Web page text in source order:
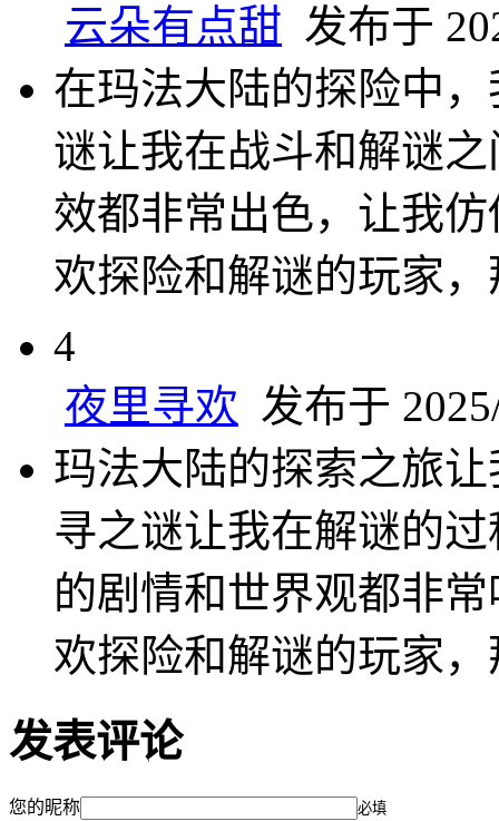
云朵有点甜 发布于
在玛法大陆的探险中
谜让我在战斗和解谜
效都非常出色，让我
欢探险和解谜的玩家
4
夜里寻欢 发布于
玛法大陆的探索之旅
寻之谜让我在解谜的
的剧情和世界观都非
欢探险和解谜的玩家
发表评论
您的昵称 必填